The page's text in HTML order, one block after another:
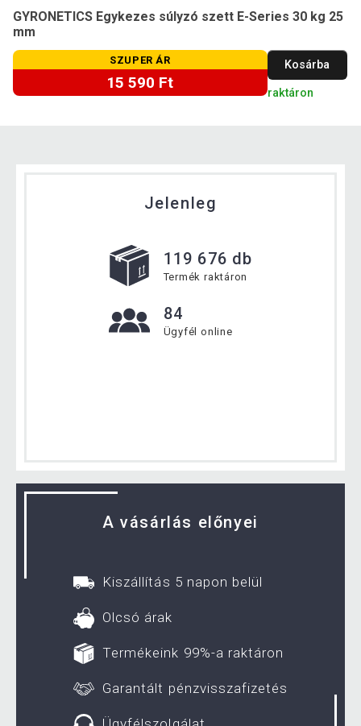
GYRONETICS Egykezes súlyzó szett E-Series 30 kg 25
mm
SZUPER ÁR
15 590 Ft
Kosárba
raktáron
Jelenleg
119 676 db
Termék raktáron
84
Ügyfél online
A vásárlás előnyei
Kiszállítás 5 napon belül
Olcsó árak
Termékeink 99%-a raktáron
Garantált pénzvisszafizetés